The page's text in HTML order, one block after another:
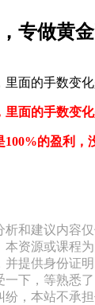
专做黄
面的手数变
面的手数变
的盈利，
和建议内容
本资源或课程
提供身份证
下，等熟悉
，本站不承